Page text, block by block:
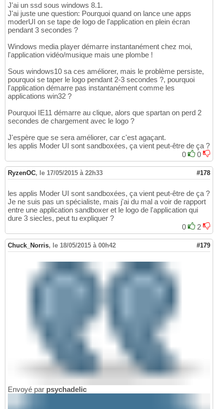
J'ai un ssd sous windows 8.1.
J'ai juste une question: Pourquoi quand on lance une apps
moderUI on se tape de logo de l'application en plein écran
pendant 3 secondes ?
Windows media player démarre instantanément chez moi,
l'application vidéo/musique mais une plombe !
Sous windows10 sa ces améliorer, mais le problème persiste,
pourquoi se taper le logo pendant 2-3 secondes ?, pourquoi
l'application démarre pas instantanément comme les
applications win32 ?
Pourquoi IE11 démarre au clique, alors que spartan on perd 2
secondes de chargement avec le logo ?
J'espère que se sera améliorer, car c'est agaçant.
les applis Moder UI sont sandboxées, ça vient peut-être de ça ?
0
0
RyzenOC, le 17/05/2015 à 22h33 #178
les applis Moder UI sont sandboxées, ça vient peut-être de ça ?
Je ne suis pas un spécialiste, mais j'ai du mal a voir de rapport
entre une application sandboxer et le logo de l'application qui
dure 3 siecles, peut tu expliquer ?
0
2
Chuck_Norris, le 18/05/2015 à 00h42 #179
Envoyé par psychadelic